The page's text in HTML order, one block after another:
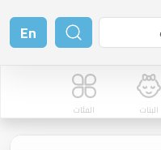
En
البنات الفئات